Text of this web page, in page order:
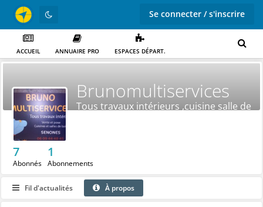
Se connecter / s'inscrire
ACCUEIL ANNUAIRE PRO ESPACES DÉPART.
Brunomultiservices
Tous travaux intérieurs ,cuisine salle de
7
Abonnés
1
Abonnements
Fil d'actualités À propos